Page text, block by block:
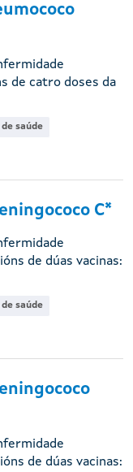
de catro doses da
saúde
C*
de dúas vacinas:
saúde
de dúas vacinas: